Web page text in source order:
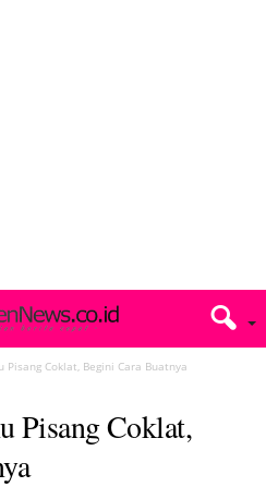
Pisang Coklat, Begini Cara Buatnya
Pisang Coklat,